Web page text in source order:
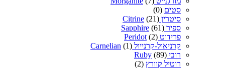
סטים (0)
סיטרין Citrine (21)
ספיר Sapphire (61)
פרידוט Peridot (2)
קרניאול-קרנייול Carnelian (1)
רובי Ruby (89)
רוטיל קוורץ (2)